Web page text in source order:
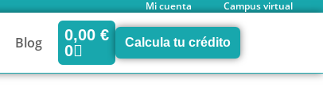
Mi cuenta Campus virtual
Blog 0,00 €
0
Calcula tu crédito